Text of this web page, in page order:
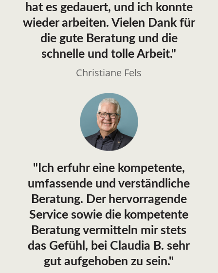
hat es gedauert, und ich konnte
wieder arbeiten. Vielen Dank für
die gute Beratung und die
schnelle und tolle Arbeit."
Christiane Fels
"Ich erfuhr eine kompetente,
umfassende und verständliche
Beratung. Der hervorragende
Service sowie die kompetente
Beratung vermitteln mir stets
das Gefühl, bei Claudia B. sehr
gut aufgehoben zu sein."